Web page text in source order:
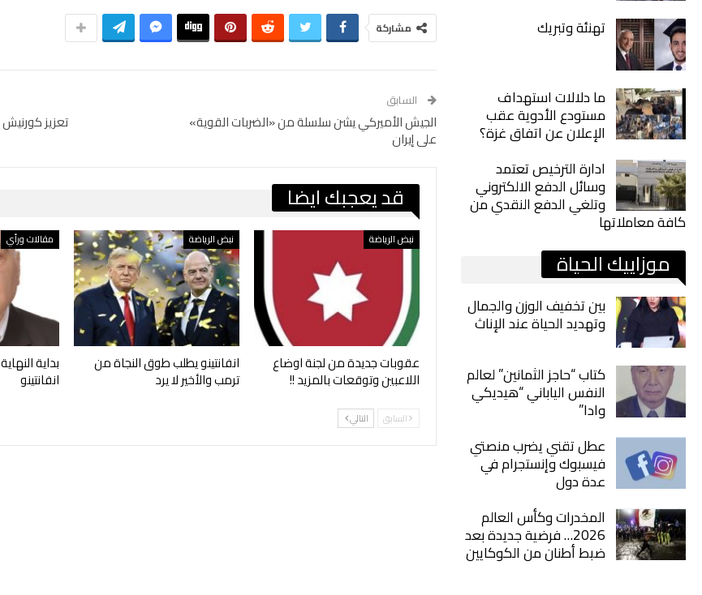
مشاركة
السابق
الجيش الأميركي يشن سلسلة من «الضربات القوية»
على إيران
تعزيز كورنيش
قد يعجبك ايضا
نبض الرياضة
عقوبات جديدة من لجنة اوضاع
اللاعبين وتوقعات بالمزيد !!
نبض الرياضة
انفانتينو يطلب طوق النجاة من
ترمب والأخير لا يرد
مقالات ورأي
بداية
انفانتينو
السابق التالي
تهنئة وتبريك
ما دلالات استهداف
مستودع الأدوية عقب
الإعلان عن اتفاق غزة؟
ادارة الترخيص تعتمد
وسائل الدفع الالكتروني
وتلغي الدفع النقدي من
كافة معاملاتها
موزاييك الحياة
بين تخفيف الوزن والجمال
وتهديد الحياة عند الإناث
كتاب “حاجز الثمانين” لعالم
النفس الياباني “هيديكي
وادا”
عطل تقني يضرب منصتي
فيسبوك وإنستجرام في
عدة دول
المخدرات وكأس العالم
2026… فرضية جديدة بعد
ضبط أطنان من الكوكايين